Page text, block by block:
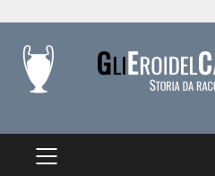
content
PRIMARY